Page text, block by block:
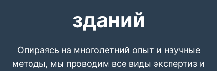
зданий
Опираясь на многолетний опыт и научные
методы, мы проводим все виды экспертиз и